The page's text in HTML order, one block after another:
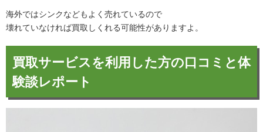
海外ではシンクなどもよく売れているので
壊れていなければ買取しくれる可能性がありますよ。
買取サービスを利用した方の口コミと体
験談レポート